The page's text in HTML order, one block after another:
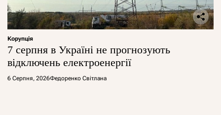
Корупція
7 серпня в Україні не прогнозують
відключень електроенергії
6 Серпня, 2026Федоренко Світлана